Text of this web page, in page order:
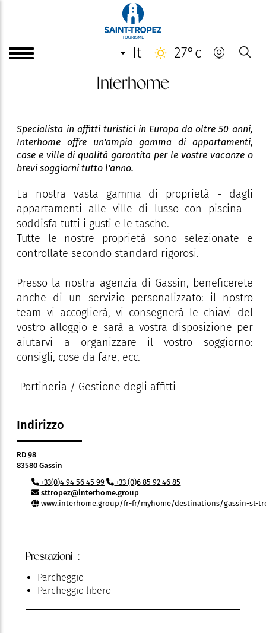
it 27°c
Interhome
Specialista in affitti turistici in Europa da oltre 50 anni,
Interhome offre un'ampia gamma di appartamenti,
case e ville di qualità garantita per le vostre vacanze o
brevi soggiorni tutto l'anno.
La nostra vasta gamma di proprietà - dagli
appartamenti alle ville di lusso con piscina -
soddisfa tutti i gusti e le tasche.
Tutte le nostre proprietà sono selezionate e
controllate secondo standard rigorosi.
Presso la nostra agenzia di Gassin, beneficerete
anche di un servizio personalizzato: il nostro
team vi accoglierà, vi consegnerà le chiavi del
vostro alloggio e sarà a vostra disposizione per
aiutarvi a organizzare il vostro soggiorno:
consigli, cose da fare, ecc.
Portineria / Gestione degli affitti
Indirizzo
RD 98
83580 Gassin
+33(0)4 94 56 45 99
+33 (0)6 85 92 46 85
sttropez@interhome.group
www.interhome.group/fr-fr/myhome/destinations/gassin-st-
Prestazioni :
Parcheggio
Parcheggio libero